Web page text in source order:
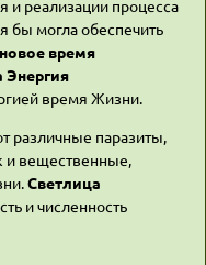
и реализации процесса
бы могла обеспечить
новое время
Энергия
время Жизни.
различные паразиты,
и вещественные,
Светлица
и численность